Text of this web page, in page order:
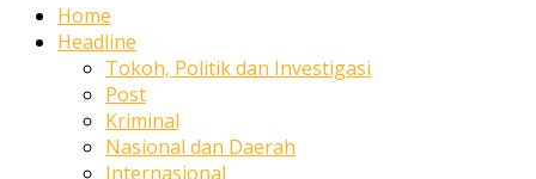
Home
Headline
Tokoh, Politik dan Investigasi
Post
Kriminal
Nasional dan Daerah
Internasional